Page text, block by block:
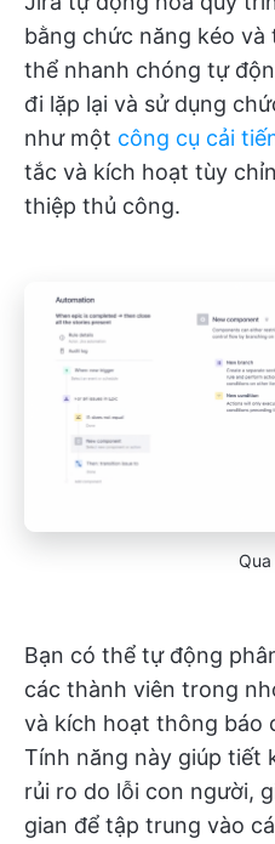
bằng chức năng kéo và
thể nhanh chóng tự
đi lặp lại và sử dụng
như một công cụ cải
tắc và kích hoạt tùy
thiệp thủ công.
Bạn có thể tự động
các thành viên trong
và kích hoạt thông báo
Tính năng này giúp tiết
rủi ro do lỗi con người,
gian để tập trung vào